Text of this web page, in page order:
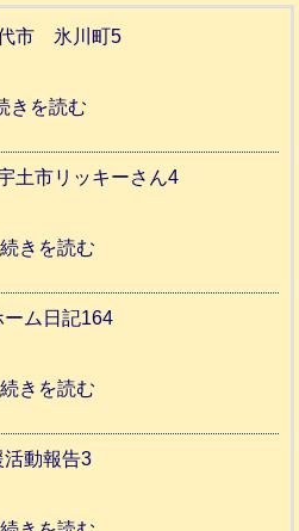
市 氷川町5
きを読む
和
年
本
援
土市リッキーさん4
続きを読む
和
ム日記164
続きを読む
動報告3